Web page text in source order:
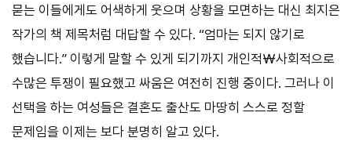
묻는 이들에게도 어색하게 웃으며 상황을 모면하는 대신 최지은
작가의 책 제목처럼 대답할 수 있다. “엄마는 되지 않기로
했습니다.” 이렇게 말할 수 있게 되기까지 개인적₩사회적으로
수많은 투쟁이 필요했고 싸움은 여전히 진행 중이다. 그러나 이
선택을 하는 여성들은 결혼도 출산도 마땅히 스스로 정할
문제임을 이제는 보다 분명히 알고 있다.